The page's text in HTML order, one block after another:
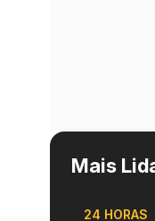
Mais
24 HORAS